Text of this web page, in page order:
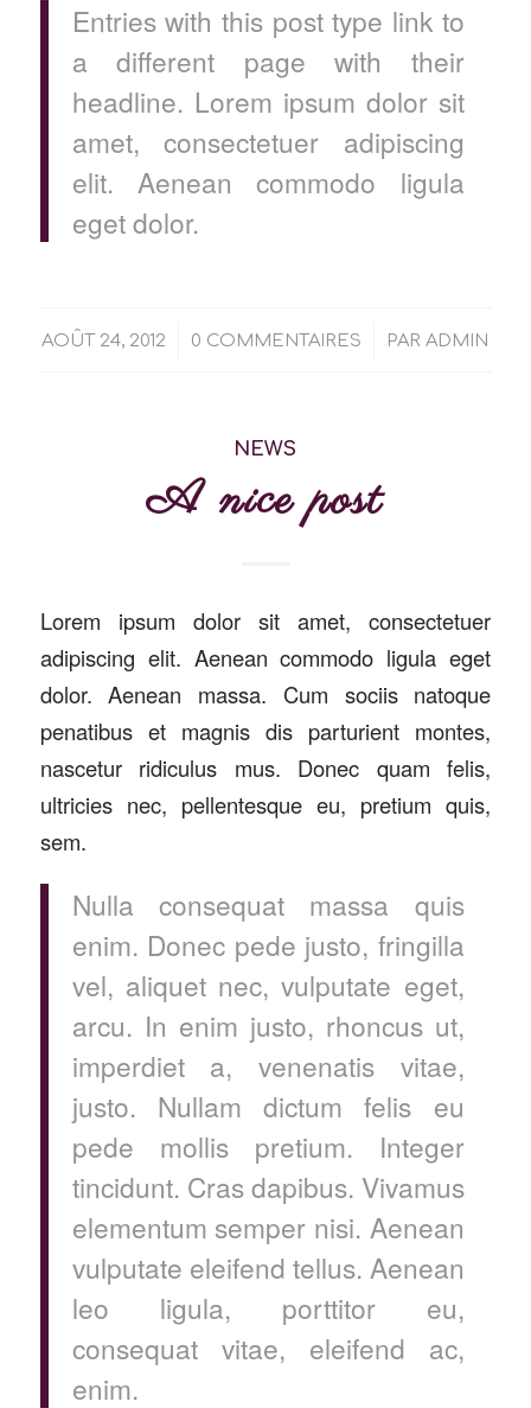
Entries with this post type link to
a different page with their
headline. Lorem ipsum dolor sit
amet, consectetuer adipiscing
elit. Aenean commodo ligula
eget dolor.
AOÛT 24, 2012
/ 0 COMMENTAIRES
/ PARADMIN
NEWS
A nice post
Lorem ipsum dolor sit amet, consectetuer
adipiscing elit. Aenean commodo ligula eget
dolor. Aenean massa. Cum sociis natoque
penatibus et magnis dis parturient montes,
nascetur ridiculus mus. Donec quam felis,
ultricies nec, pellentesque eu, pretium quis,
sem.
Nulla consequat massa quis
enim. Donec pede justo, fringilla
vel, aliquet nec, vulputate eget,
arcu. In enim justo, rhoncus ut,
imperdiet a, venenatis vitae,
justo. Nullam dictum felis eu
pede mollis pretium. Integer
tincidunt. Cras dapibus. Vivamus
elementum semper nisi. Aenean
vulputate eleifend tellus. Aenean
leo ligula, porttitor eu,
consequat vitae, eleifend ac,
enim.